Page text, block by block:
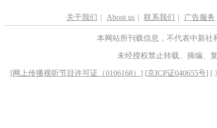
关于我们 | About us | 联系我们 | 广告服务
本网站所刊载信息，不代表中新
未经授权禁止转载、摘编、
[网上传播视听节目许可证（0106168） ] [京ICP证040655号] [